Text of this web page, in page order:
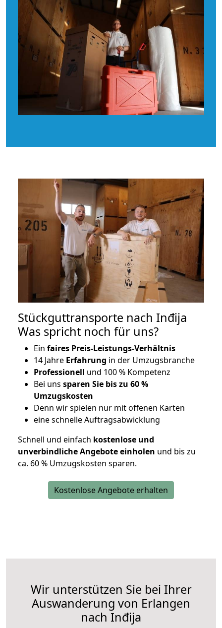
Stückguttransporte nach Inđija
Was spricht noch für uns?
Ein faires Preis-Leistungs-Verhältnis
14 Jahre Erfahrung in der Umzugsbranche
Professionell und 100 % Kompetenz
Bei uns sparen Sie bis zu 60 %
Umzugskosten
Denn wir spielen nur mit offenen Karten
eine schnelle Auftragsabwicklung
Schnell und einfach kostenlose und
unverbindliche Angebote einholen und bis zu
ca. 60 % Umzugskosten sparen.
Kostenlose Angebote erhalten
Wir unterstützen Sie bei Ihrer
Auswanderung von Erlangen
nach Inđija